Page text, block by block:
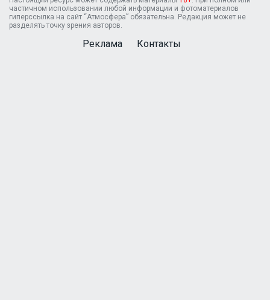
частичном использовании любой информации и фотоматериалов
гиперссылка на сайт “Атмосфера” обязательна. Редакция может не
разделять точку зрения авторов.
Реклама Контакты